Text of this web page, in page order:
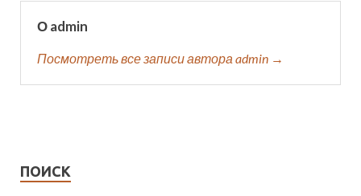
О admin
Посмотреть все записи автора admin →
ПОИСК